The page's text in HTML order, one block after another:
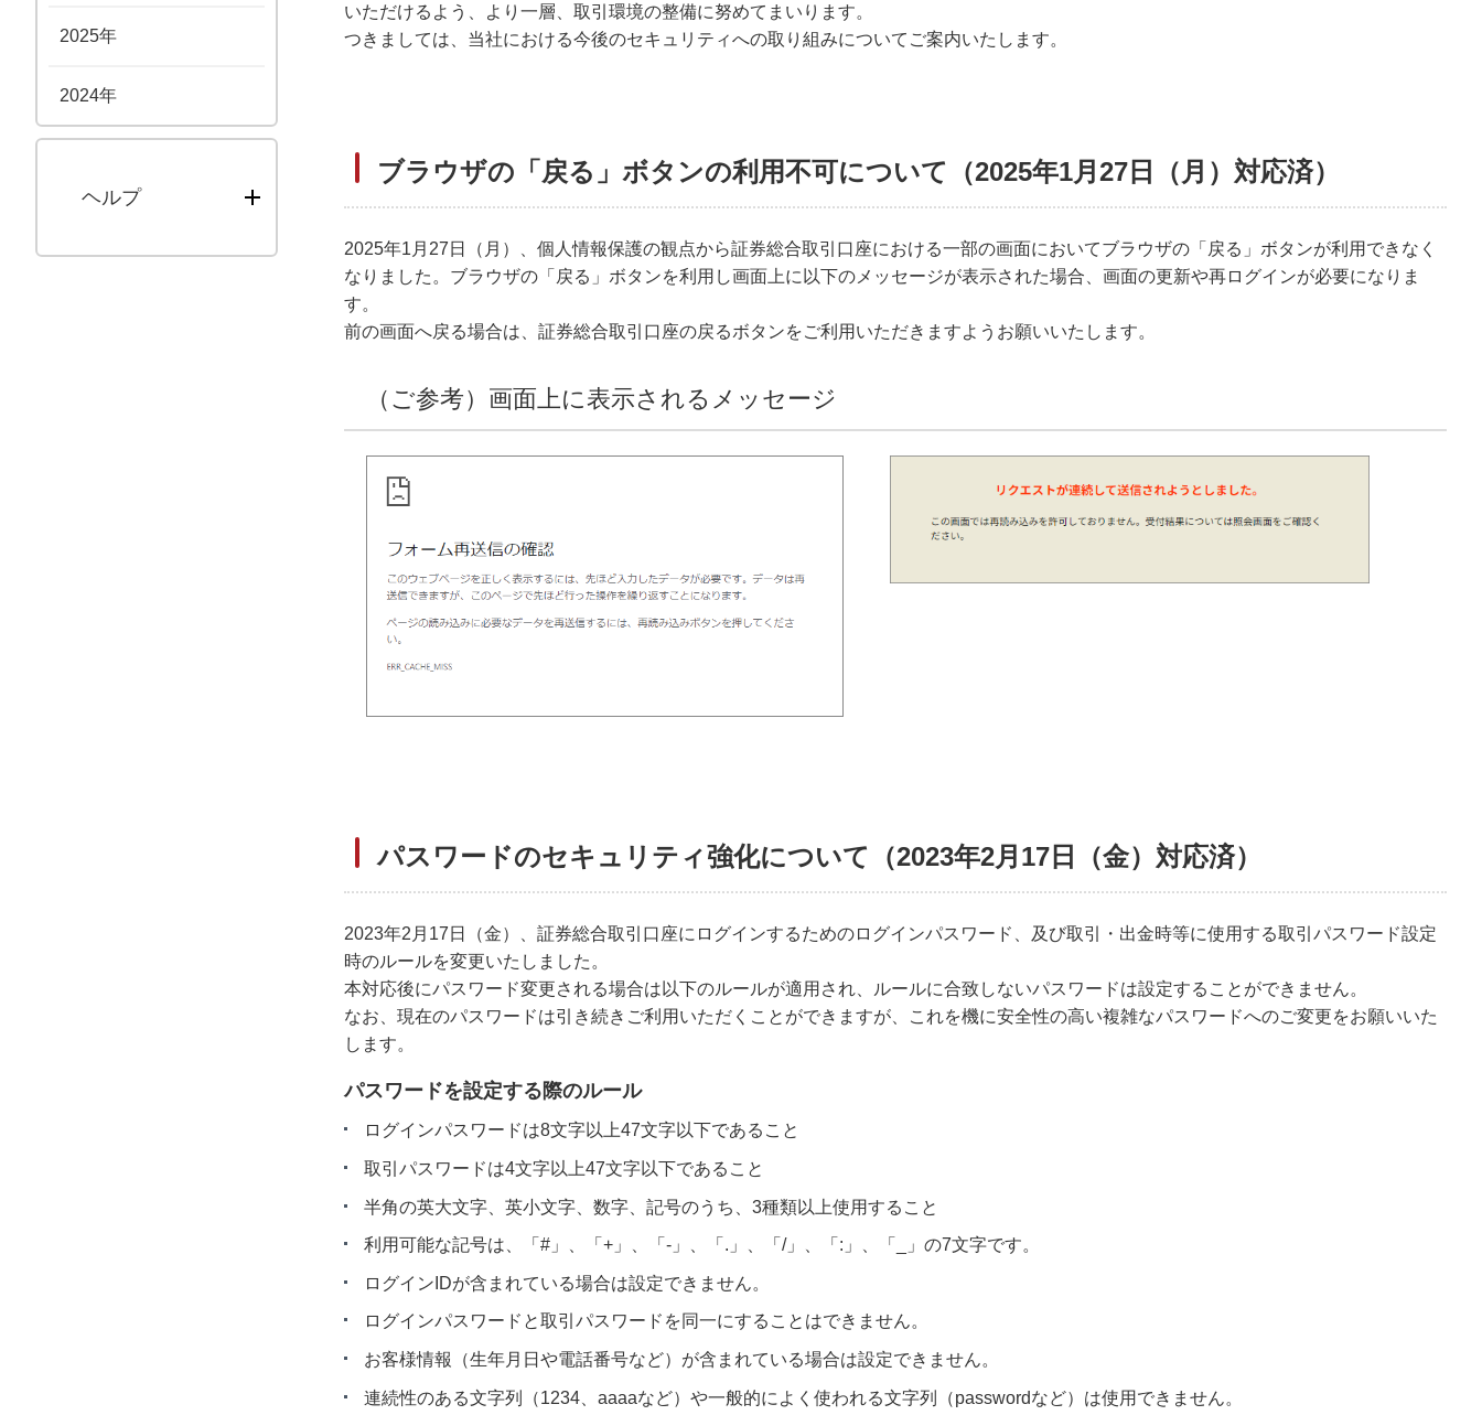
いただけるよう、より一層、取引環境の整備に努めてまいります。
つきましては、当社における今後のセキュリティへの取り組みについてご案内いたします。
ブラウザの「戻る」ボタンの利用不可について（2025年1月27日（月）対応済）
2025年1月27日（月）、個人情報保護の観点から証券総合取引口座における一部の画面においてブラウザの「戻る」ボタンが利用できなく
なりました。ブラウザの「戻る」ボタンを利用し画面上に以下のメッセージが表示された場合、画面の更新や再ログインが必要になりま
す。
前の画面へ戻る場合は、証券総合取引口座の戻るボタンをご利用いただきますようお願いいたします。
（ご参考）画面上に表示されるメッセージ
パスワードのセキュリティ強化について（2023年2月17日（金）対応済）
2023年2月17日（金）、証券総合取引口座にログインするためのログインパスワード、及び取引・出金時等に使用する取引パスワード設定
時のルールを変更いたしました。
本対応後にパスワード変更される場合は以下のルールが適用され、ルールに合致しないパスワードは設定することができません。
なお、現在のパスワードは引き続きご利用いただくことができますが、これを機に安全性の高い複雑なパスワードへのご変更をお願いいた
します。
パスワードを設定する際のルール
ログインパスワードは8文字以上47文字以下であること
取引パスワードは4文字以上47文字以下であること
半角の英大文字、英小文字、数字、記号のうち、3種類以上使用すること
利用可能な記号は、「#」、「+」、「-」、「.」、「/」、「:」、「_」の7文字です。
ログインIDが含まれている場合は設定できません。
ログインパスワードと取引パスワードを同一にすることはできません。
お客様情報（生年月日や電話番号など）が含まれている場合は設定できません。
連続性のある文字列（1234、aaaaなど）や一般的によく使われる文字列（passwordなど）は使用できません。
2025年
2024年
ヘルプ